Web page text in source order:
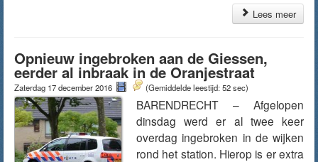
Lees meer
Opnieuw ingebroken aan de Giessen,
eerder al inbraak in de Oranjestraat
Zaterdag 17 december 2016 (Gemiddelde leestijd: 52 sec)
BARENDRECHT – Afgelopen
dinsdag werd er al twee keer
overdag ingebroken in de wijken
rond het station. Hierop is er extra